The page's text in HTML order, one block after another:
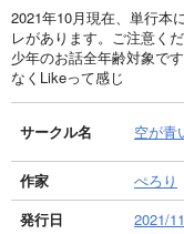
2021年10月現在、単行本
レがあります。ご注意く
少年のお話全年齢対象で
なくLikeって感じ
サークル名 空が青
作家
ぺろり
発行日
2021/